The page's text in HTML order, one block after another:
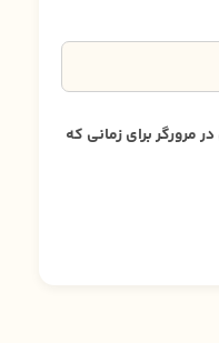
مرورگر برای زمانی که